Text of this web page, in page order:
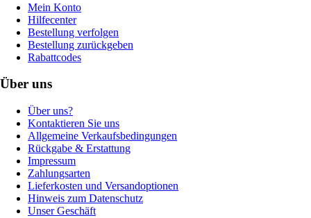
Mein Konto
Hilfecenter
Bestellung verfolgen
Bestellung zurückgeben
Rabattcodes
Über uns
Über uns?
Kontaktieren Sie uns
Allgemeine Verkaufsbedingungen
Rückgabe & Erstattung
Impressum
Zahlungsarten
Lieferkosten und Versandoptionen
Hinweis zum Datenschutz
Unser Geschäft